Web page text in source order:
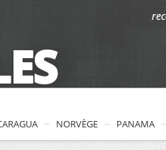
NORVÈGE PANAMA